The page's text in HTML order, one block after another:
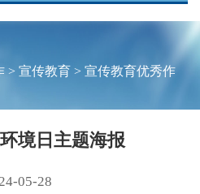
> 宣传教育> 宣传教育优秀作
境日主题海报
05-28